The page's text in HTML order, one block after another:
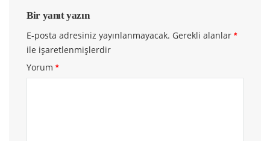
Bir yanıt yazın
E-posta adresiniz yayınlanmayacak. Gerekli alanlar*
ile işaretlenmişlerdir
Yorum*